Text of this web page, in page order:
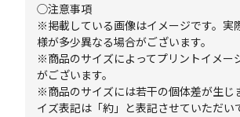
◯注意事項
※掲載している画像はイメージです。実
様が多少異なる場合がございます。
※商品のサイズによってプリントイメー
がございます。
※商品のサイズには若干の個体差が生じ
イズ表記は「約」と表記させていただい